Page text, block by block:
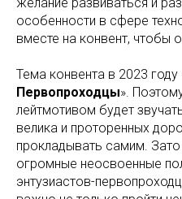
особенности в сфере
вместе на конвент, чтобы
Тема конвента в 2023 году
Первопроходцы».
лейтмотивом будет
велика и проторенных
прокладывать самим.
огромные неосвоенные
энтузиастов-